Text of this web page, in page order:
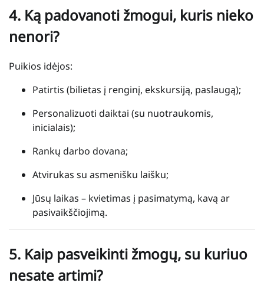
4. Ką padovanoti žmogui, kuris nieko
nenori?
Puikios idėjos:
Patirtis (bilietas į renginį, ekskursiją, paslaugą);
Personalizuoti daiktai (su nuotraukomis,
inicialais);
Rankų darbo dovana;
Atvirukas su asmenišku laišku;
Jūsų laikas – kvietimas į pasimatymą, kavą ar
pasivaikščiojimą.
5. Kaip pasveikinti žmogų, su kuriuo
nesate artimi?